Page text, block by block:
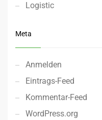
Logistic
Meta
Anmelden
Eintrags-Feed
Kommentar-Feed
WordPress.org